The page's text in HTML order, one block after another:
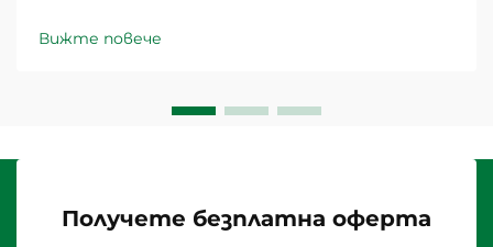
Вижте повече
Получете безплатна оферта